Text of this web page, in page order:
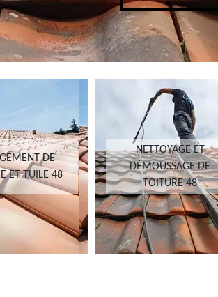
DE
ET TUILE 48
NETTOYAGE ET
DÉMOUSSAGE DE
TOITURE 48